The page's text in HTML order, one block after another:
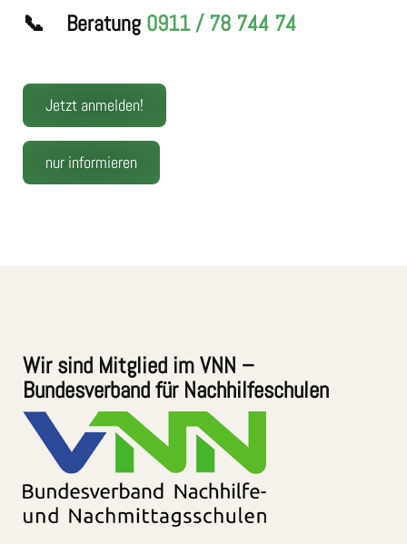
📞 Beratung 0911 / 78 744 74
Jetzt anmelden!
nur informieren
Wir sind Mitglied im VNN –
Bundesverband für Nachhilfeschulen